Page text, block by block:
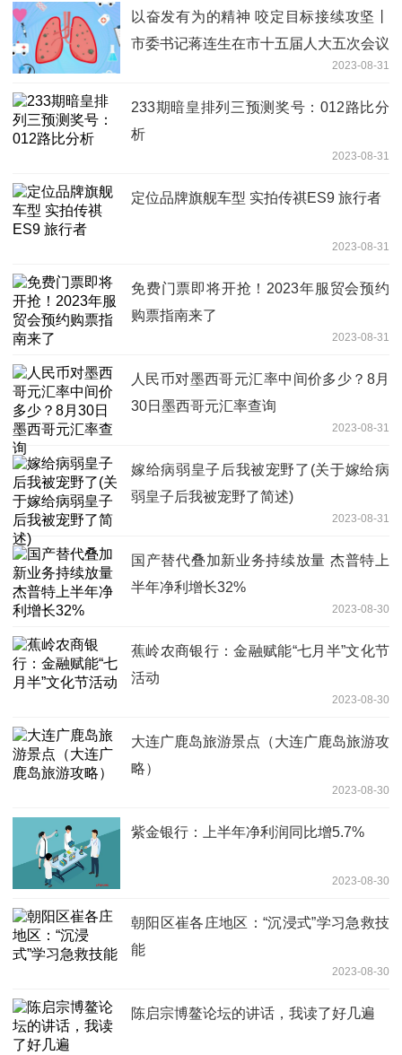
以奋发有为的精神 咬定目标接续攻坚丨
市委书记蒋连生在市十五届人大五次会议
2023-08-31
233期暗皇排列三预测奖号：012路比分
析
2023-08-31
定位品牌旗舰车型 实拍传祺ES9 旅行者
2023-08-31
免费门票即将开抢！2023年服贸会预约
购票指南来了
2023-08-31
人民币对墨西哥元汇率中间价多少？8月
30日墨西哥元汇率查询
2023-08-31
嫁给病弱皇子后我被宠野了(关于嫁给病
弱皇子后我被宠野了简述)
2023-08-31
国产替代叠加新业务持续放量 杰普特上
半年净利增长32%
2023-08-30
蕉岭农商银行：金融赋能“七月半”文化节
活动
2023-08-30
大连广鹿岛旅游景点（大连广鹿岛旅游攻
略）
2023-08-30
紫金银行：上半年净利润同比增5.7%
2023-08-30
朝阳区崔各庄地区：“沉浸式”学习急救技
能
2023-08-30
陈启宗博鳌论坛的讲话，我读了好几遍